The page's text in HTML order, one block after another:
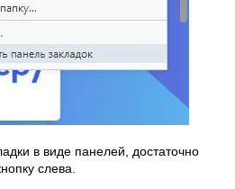
в виде панелей, достаточно
слева.